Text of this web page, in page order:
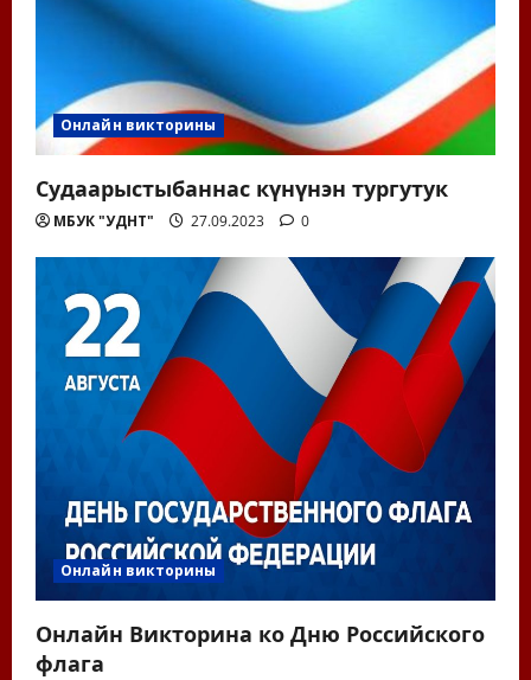
а
п
и
с
я
м
Онлайн викторины
Судаарыстыбаннас күнүнэн тургутук
МБУК "УДНТ" 27.09.2023 0
Онлайн викторины
Онлайн Викторина ко Дню Российского
флага